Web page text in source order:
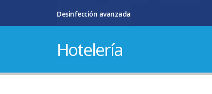
Desinfección avanzada
Hotelería